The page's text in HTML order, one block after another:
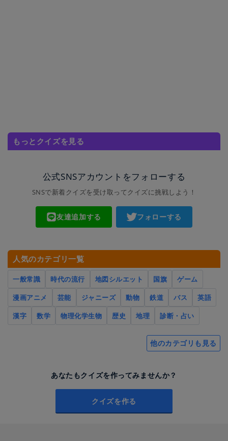
もっとクイズを見る
公式SNSアカウントをフォローする
SNSで新着クイズを受け取ってクイズに挑戦しよう！
友達追加する フォローする
人気のカテゴリ一覧
一般常識 時代の流行 地図シルエット 国旗
ゲーム
漫画アニメ
芸能 ジャニーズ 動物 鉄道 バス
英語
漢字
数学 物理化学生物 歴史 地理 診断・占い
他のカテゴリも見る
あなたもクイズを作ってみませんか？
クイズを作る